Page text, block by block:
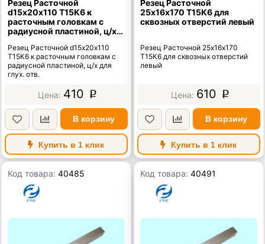
Резец Расточной
d15х20х110 Т15К6 к
расточным головкам с
радиусной пластиной, ц/х
Резец Расточной d15х20х110
Т15К6 к расточным головкам с
радиусной пластиной, ц/х для
глух. отв.
410 p
В корзину
Купить в 1 клик
Резец Расточной
25х16х170 Т15К6 для
сквозных отверстий левый
Резец Расточной 25х16х170
Т15К6 для сквозных отверстий
левый
610 p
В корзину
Купить в 1 клик
Код товара:40485 Код товара:40491